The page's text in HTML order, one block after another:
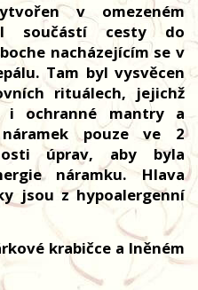
v omezeném
součástí cesty do
nacházejícím se v
Tam byl vysvěcen
rituálech, jejichž
i ochranné mantry a
pouze ve 2
úprav, aby byla
náramku. Hlava
jsou z hypoalergenní
krabičce a lněném